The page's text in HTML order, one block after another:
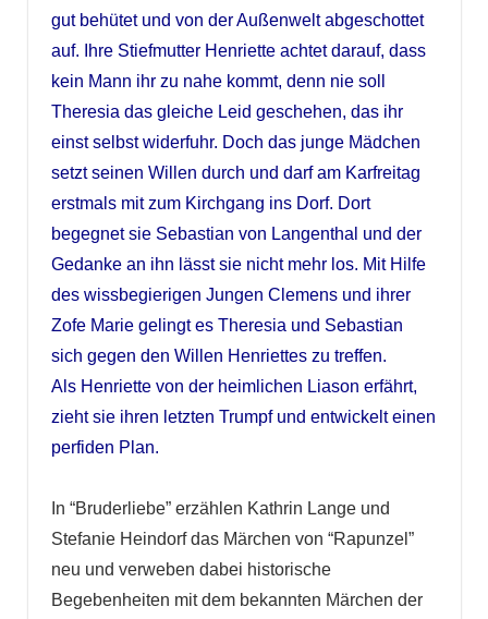
gut behütet und von der Außenwelt abgeschottet
auf. Ihre Stiefmutter Henriette achtet darauf, dass
kein Mann ihr zu nahe kommt, denn nie soll
Theresia das gleiche Leid geschehen, das ihr
einst selbst widerfuhr. Doch das junge Mädchen
setzt seinen Willen durch und darf am Karfreitag
erstmals mit zum Kirchgang ins Dorf. Dort
begegnet sie Sebastian von Langenthal und der
Gedanke an ihn lässt sie nicht mehr los. Mit Hilfe
des wissbegierigen Jungen Clemens und ihrer
Zofe Marie gelingt es Theresia und Sebastian
sich gegen den Willen Henriettes zu treffen.
Als Henriette von der heimlichen Liason erfährt,
zieht sie ihren letzten Trumpf und entwickelt einen
perfiden Plan.
In “Bruderliebe” erzählen Kathrin Lange und
Stefanie Heindorf das Märchen von “Rapunzel”
neu und verweben dabei historische
Begebenheiten mit dem bekannten Märchen der